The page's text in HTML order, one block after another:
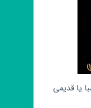
یا قدیمی